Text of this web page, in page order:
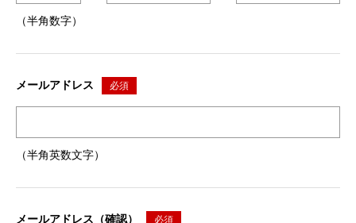
（半角数字）
メールアドレス 必須
（半角英数文字）
メールアドレス（確認） 必須